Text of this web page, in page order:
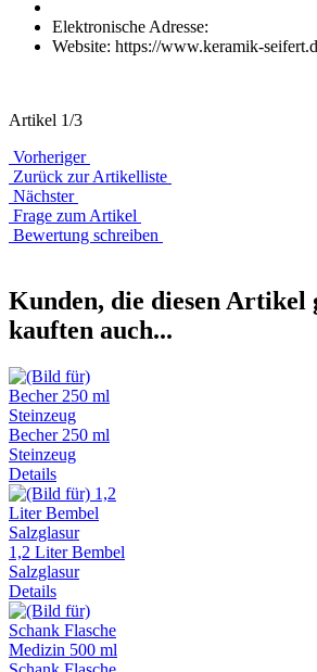
Elektronische Adresse:
Website: https://www.keramik-
Artikel 1/3
Vorheriger
Zurück zur Artikelliste
Nächster
Frage zum Artikel
Bewertung schreiben
Kunden, die diesen Artikel
kauften auch...
Becher 250 ml
Steinzeug
Details
1,2 Liter Bembel
Salzglasur
Details